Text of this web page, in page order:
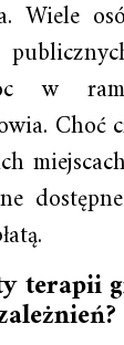
Wiele
w
Choć
terapii